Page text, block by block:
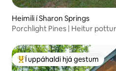
Heimili í Sharon Springs
Porchlight Pines | Heitur
Í mestu uppáhaldi hjá gestum
Í uppáhaldi hjá gestum